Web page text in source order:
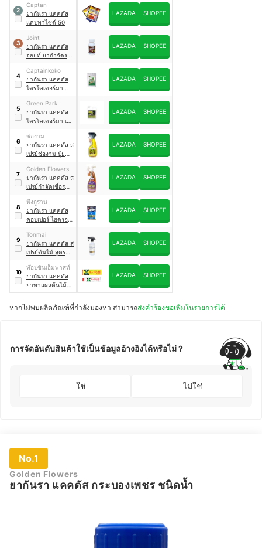
2
Captan
ยากันรา แคคตัส
แคปทาไซด์ 50
LAZADA SHOPEE
3
Joint
ยากันรา แคคตัส
จอยท์ ยากำจัดรา
LAZADA SHOPEE
4
Captainkoko
ยากันรา แคคตัส
ไตรโคเดอร์มา
LAZADA SHOPEE
5
Green Park
ยากันรา แคคตัส
ไตรโคเดอร์มา เชื้อ
LAZADA SHOPEE
6
ช่องาม
ยากันรา แคคตัส ส
เปรย์ช่องาม ปุ๋ย
ใช้
LAZADA SHOPEE
7
Golden Flowers
ยากันรา แคคตัส ส
เปรย์กำจัดเชื้อรา
LAZADA SHOPEE
8
ฟังกูราน
ยากันรา แคคตัส
คอปเปอร์ ไฮดรอก
LAZADA SHOPEE
9
Tonmai
ยากันรา แคคตัส ส
เปรย์ต้นไม้ สูตร
ต้นไม้เปราะบาง
LAZADA SHOPEE
10
ท๊อปซินเอ็มพาสท์
ยากันรา แคคตัส
ยาทาแผลต้นไม้
ป้องกันเชื้อรา แค
LAZADA SHOPEE
หากไม่พบผลิตภัณฑ์ที่กำลังมองหา สามารถส่งคำร้องขอเพิ่มในรายการได้
การจัดอันดับสินค้าใช้เป็นข้อมูลอ้างอิงได้หรือไม่ ?
ใช่ ไม่ใช่
No.1
Golden Flowers
ยากันรา แคคตัส กระบองเพชร ชนิดน้ำ